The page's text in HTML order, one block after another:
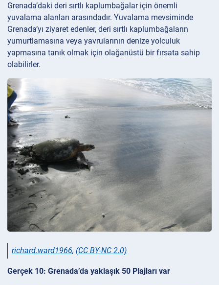
Grenada’daki deri sırtlı kaplumbağalar için önemli
yuvalama alanları arasındadır. Yuvalama mevsiminde
Grenada’yı ziyaret edenler, deri sırtlı kaplumbağaların
yumurtlamasına veya yavrularının denize yolculuk
yapmasına tanık olmak için olağanüstü bir fırsata sahip
olabilirler.
richard.ward1966, (CC BY-NC 2.0)
Gerçek 10: Grenada’da yaklaşık 50 Plajları var